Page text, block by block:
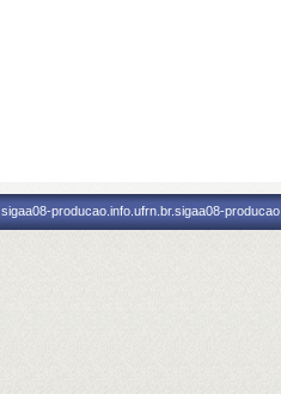
producao.info.ufrn.br.sigaa08-producao